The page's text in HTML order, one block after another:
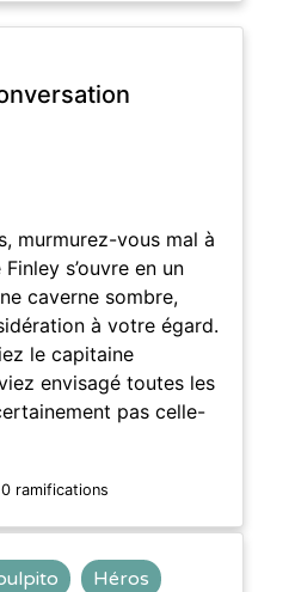
murmurez-vous mal à
s’ouvre en un
caverne sombre,
à votre égard.
le capitaine
envisagé toutes les
pas celle-
ramifications
Héros